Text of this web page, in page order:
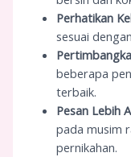
Perhatikan
sesuai
beberapa
terbaik.
Pesan Lebih
pada musim
pernikahan.